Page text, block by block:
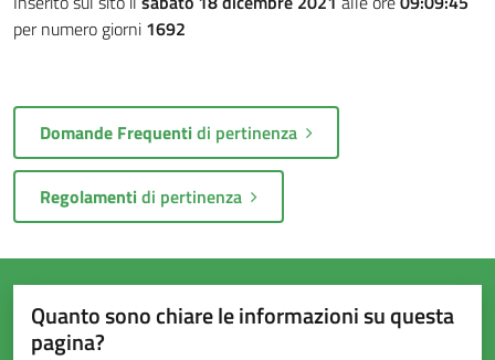
per numero giorni 1692
Domande Frequentidi pertinenza
Regolamentidi pertinenza
Quanto sono chiare le informazioni su questa
pagina?